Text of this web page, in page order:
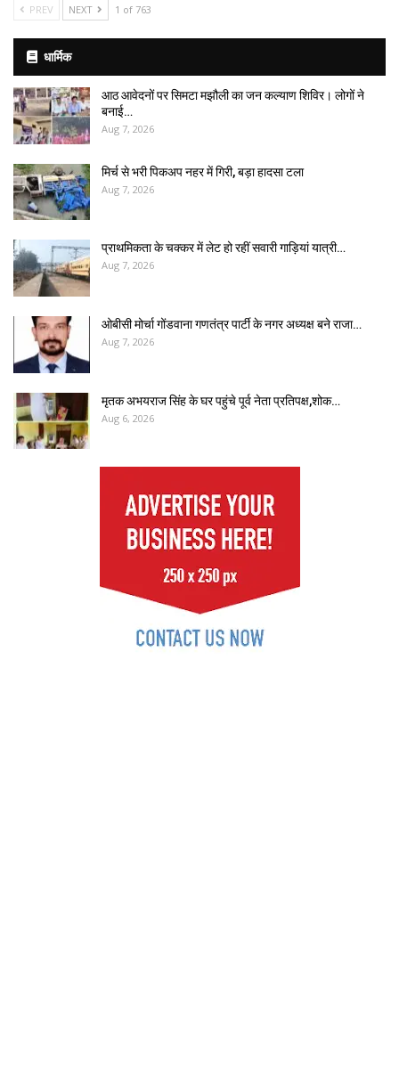
PREV NEXT 1 of 763
धार्मिक
आठ आवेदनों पर सिमटा मझौली का जन कल्याण शिविर। लोगों ने
बनाई…
Aug 7, 2026
मिर्च से भरी पिकअप नहर में गिरी, बड़ा हादसा टला
Aug 7, 2026
प्राथमिकता के चक्कर में लेट हो रहीं सवारी गाड़ियां यात्री…
Aug 7, 2026
ओबीसी मोर्चा गोंडवाना गणतंत्र पार्टी के नगर अध्यक्ष बने राजा…
Aug 7, 2026
मृतक अभयराज सिंह के घर पहुंचे पूर्व नेता प्रतिपक्ष,शोक…
Aug 6, 2026